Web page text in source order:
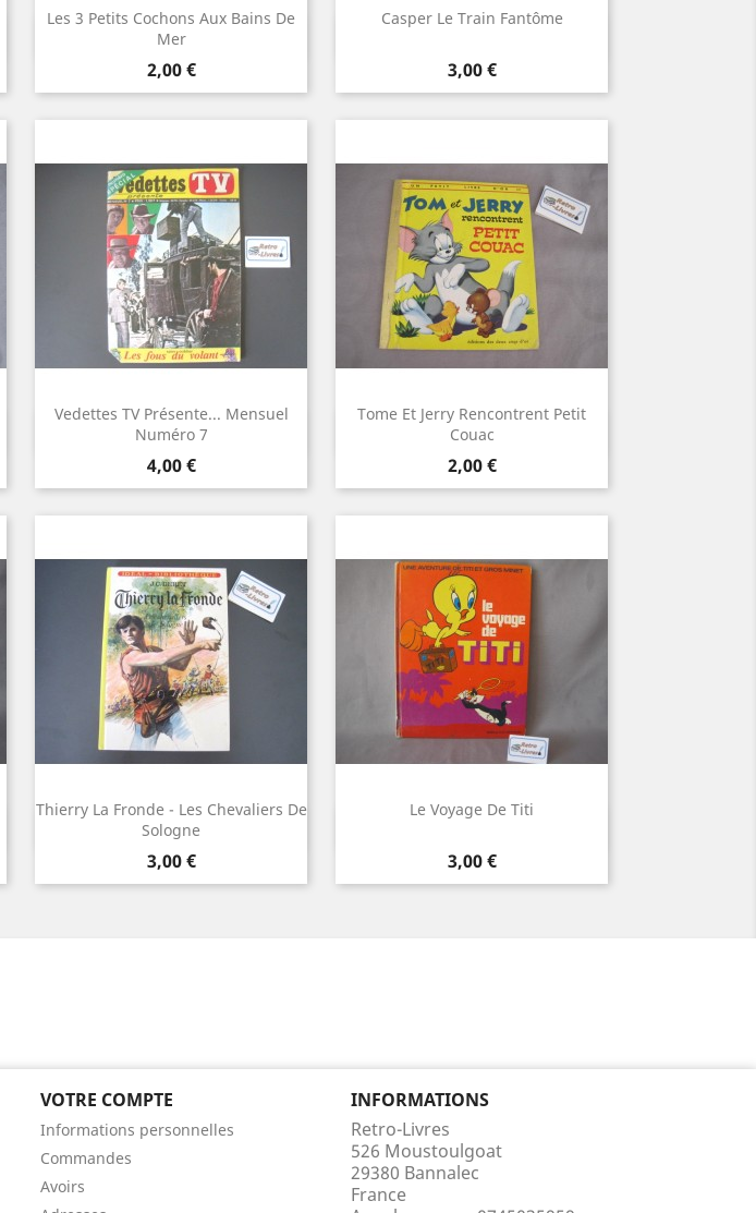
Les 3 Petits Cochons Aux Bains De
Mer
Prix
2,00 €
Aperçu rapide
Casper Le Train Fantôme
Prix
3,00 €
Vedettes TV Présente... Mensuel
Numéro 7
Prix
4,00 €
Aperçu rapide
Tome Et Jerry Rencontrent Petit
Couac
Prix
2,00 €
Aperçu rapide
Thierry La Fronde - Les Chevaliers De
Sologne
Prix
3,00 €
Aperçu rapide
Le Voyage De Titi
Prix
3,00 €
VOTRE COMPTE
Informations personnelles
Commandes
Avoirs
INFORMATIONS
Retro-Livres
526 Moustoulgoat
29380 Bannalec
France